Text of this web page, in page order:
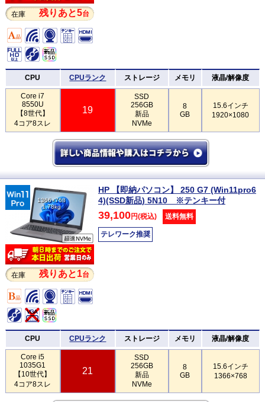
在庫 残りあと5台
CPU CPUランク ストレージ メモリ 液晶/解像度
Core i7
8550U
【8世代】
4コア8スレ
19
SSD
256GB
新品
NVMe
8
GB
15.6インチ
1920×1080
1366×768
1.78kg
在庫 残りあと1台
HP 【即納パソコン】 250 G7 (Win11pro6
4)(SSD新品) 5N10 ※テンキー付
39,100円(税込) 送料無料
テレワーク推奨
CPU CPUランク ストレージ メモリ 液晶/解像度
Core i5
1035G1
【10世代】
4コア8スレ
21
SSD
256GB
新品
NVMe
8
GB
15.6インチ
1366×768